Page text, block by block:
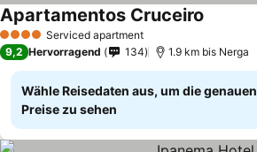
4 Sterne Serviced apartment
Apartamentos Cruceiro
9,2 Hervorragend 134 1.9 km bis Nerga
Wähle Reisedaten aus, um die genauen
Preise zu sehen